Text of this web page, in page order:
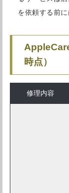
を依頼する前
時点）
修理内容